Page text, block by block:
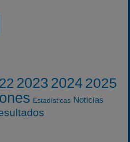
2023 20242025
Estadísticas Noticias